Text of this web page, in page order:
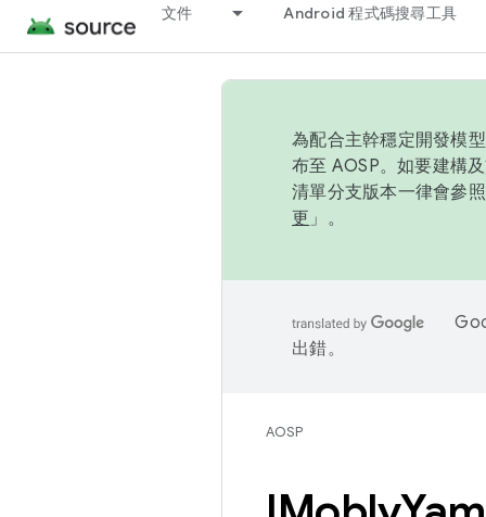
文件 Android 程式碼搜尋工具
為配合主幹穩定開發模
布至 AOSP。如要建構
清單分支版本一律會參
更 」。
出錯。
AOSP